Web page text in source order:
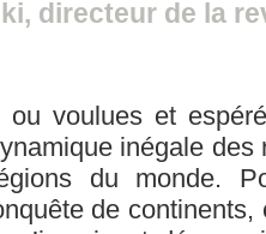
directeur de la
ou voulues et
inégale
du monde.
de